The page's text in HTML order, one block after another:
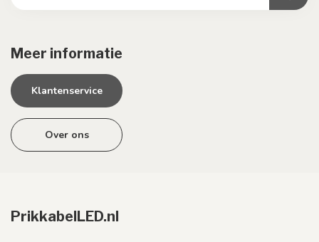
Meer informatie
Klantenservice
Over ons
PrikkabelLED.nl